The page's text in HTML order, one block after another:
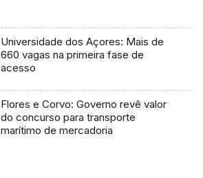
Universidade dos Açores: Mais de
660 vagas na primeira fase de
acesso
Flores e Corvo: Governo revê valor
do concurso para transporte
marítimo de mercadoria